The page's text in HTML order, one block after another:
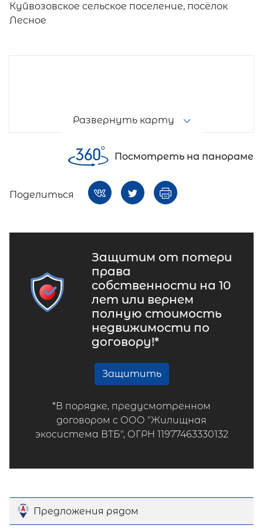
Куйвозовское сельское поселение, посёлок
Лесное
Развернуть карту
Посмотреть на панораме
Поделиться
Защитим от потери
права
собственности на 10
лет или вернем
полную стоимость
недвижимости по
договору!*
Защитить
*В порядке, предусмотренном
договором с ООО "Жилищная
экосистема ВТБ", ОГРН 11977463330132
Предложения рядом